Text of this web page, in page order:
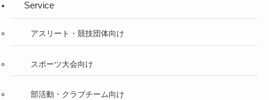
Service
アスリート・競技団体向け
スポーツ大会向け
部活動・クラブチーム向け